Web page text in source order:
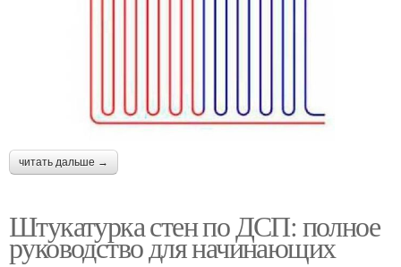
читать дальше →
Штукатурка стен по ДСП: полное
руководство для начинающих